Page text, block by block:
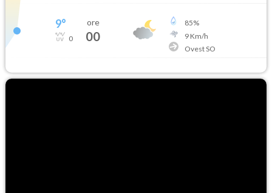
9°
0
ore
00
85%
9Km/h
Ovest SO